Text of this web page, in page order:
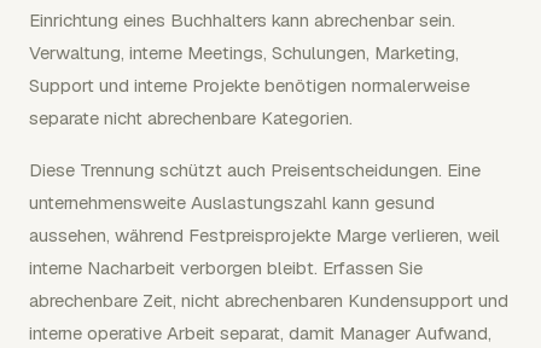
Einrichtung eines Buchhalters kann abrechenbar sein.
Verwaltung, interne Meetings, Schulungen, Marketing,
Support und interne Projekte benötigen normalerweise
separate nicht abrechenbare Kategorien.
Diese Trennung schützt auch Preisentscheidungen. Eine
unternehmensweite Auslastungszahl kann gesund
aussehen, während Festpreisprojekte Marge verlieren, weil
interne Nacharbeit verborgen bleibt. Erfassen Sie
abrechenbare Zeit, nicht abrechenbaren Kundensupport und
interne operative Arbeit separat, damit Manager Aufwand,